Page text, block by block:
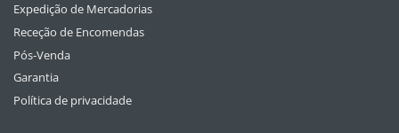
Expedição de Mercadorias
Receção de Encomendas
Pós-Venda
Garantia
Política de privacidade